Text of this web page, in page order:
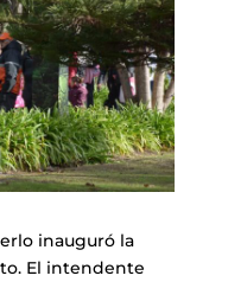
inauguró la
El intendente